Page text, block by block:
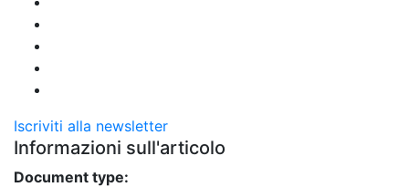
Iscriviti alla newsletter
Informazioni sull'articolo
Document type: